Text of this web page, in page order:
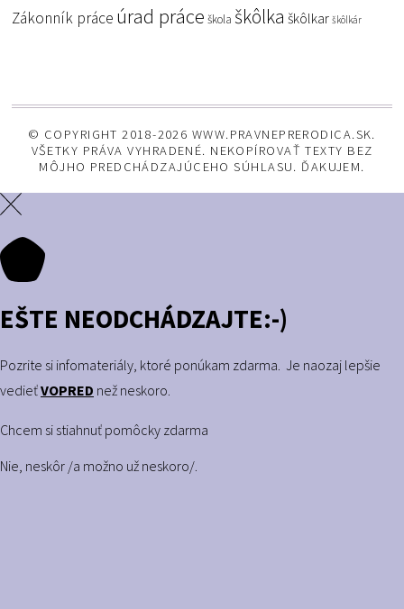
Zákonník práce úrad práce škola škôlka škôlkar škôlkár
© COPYRIGHT 2018-2026 WWW.PRAVNEPRERODICA.SK.
VŠETKY PRÁVA VYHRADENÉ. NEKOPÍROVAŤ TEXTY BEZ
MÔJHO PREDCHÁDZAJÚCEHO SÚHLASU. ĎAKUJEM.
EŠTE NEODCHÁDZAJTE:-)
Pozrite si infomateriály, ktoré ponúkam zdarma. Je naozaj lepšie
vedieťVOPRED než neskoro.
Chcem si stiahnuť pomôcky zdarma
Nie, neskôr /a možno už neskoro/.